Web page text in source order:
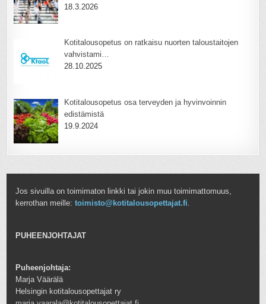
18.3.2026
Kotitalousopetus on ratkaisu nuorten taloustaitojen
vahvistami…
28.10.2025
Kotitalousopetus osa terveyden ja hyvinvoinnin
edistämistä
19.9.2024
Jos sivuilla on toimimaton linkki tai jokin muu toimimattomuus,
kerrothan meille:toimisto@kotitalousopettajat.fi.
PUHEENJOHTAJAT
Puheenjohtaja:
Marja Väärälä
Helsingin kotitalousopettajat ry